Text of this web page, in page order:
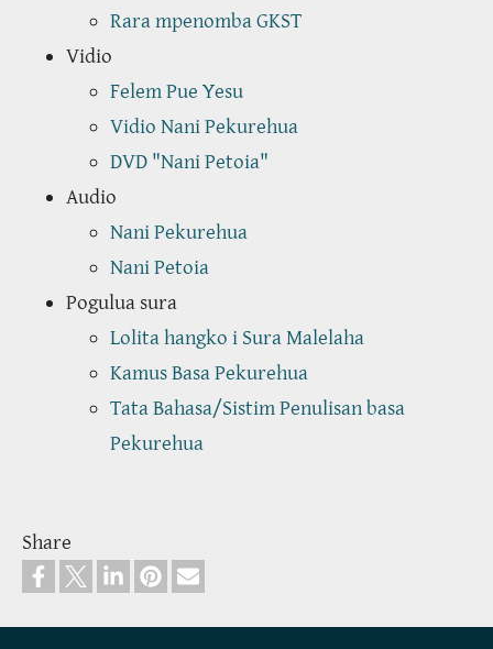
Rara mpenomba GKST
Vidio
Felem Pue Yesu
Vidio Nani Pekurehua
DVD "Nani Petoia"
Audio
Nani Pekurehua
Nani Petoia
Pogulua sura
Lolita hangko i Sura Malelaha
Kamus Basa Pekurehua
Tata Bahasa/Sistim Penulisan basa
Pekurehua
Share